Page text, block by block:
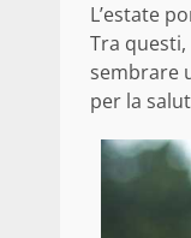
L’estate
Tra
sembrare
per la